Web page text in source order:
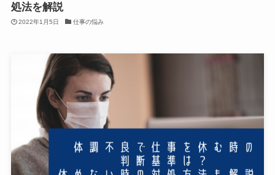
処法を解説
2022年1月5日 仕事の悩み